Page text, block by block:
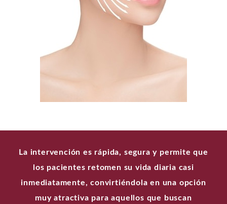
La intervención es rápida, segura y permite que
los pacientes retomen su vida diaria casi
inmediatamente, convirtiéndola en una opción
muy atractiva para aquellos que buscan